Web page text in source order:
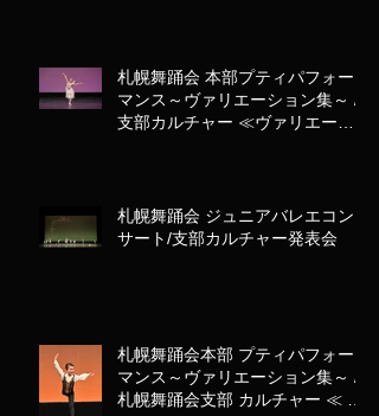
札幌舞踊会 本部プティパフォー
マンス～ヴァリエーション集～ /
支部カルチャー ≪ヴァリエーシ
札幌舞踊会 ジュニアバレエコン
サート/支部カルチャー発表会
札幌舞踊会本部 プティパフォー
マンス～ヴァリエーション集～ /
札幌舞踊会支部 カルチャー ≪ ヴ